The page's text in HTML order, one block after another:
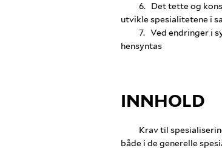
6. Det tette og
utvikle spesialitetene i
7. Ved endringer i
hensyntas
Krav til
både i de generelle